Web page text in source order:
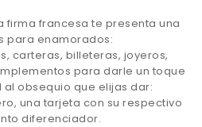
firma francesa te presenta una
para enamorados:
carteras, billeteras, joyeros,
para darle un toque
obsequio que elijas dar:
una tarjeta con su respectivo
diferenciador.